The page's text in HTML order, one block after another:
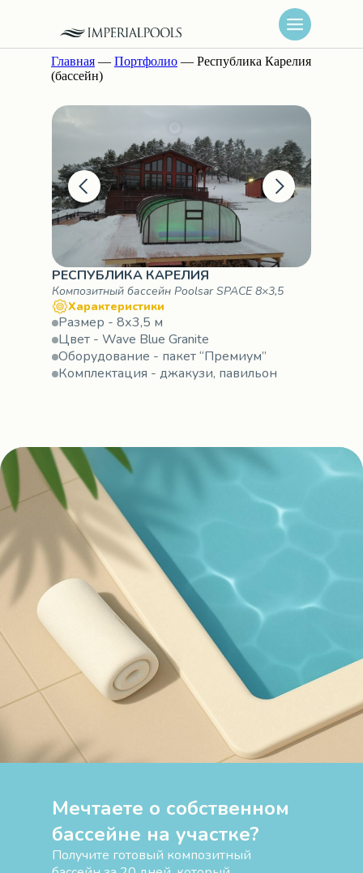
Главная — Портфолио — Республика Карелия
(бассейн)
РЕСПУБЛИКА КАРЕЛИЯ
Композитный бассейн Poolsar SPACE 8×3,5
Характеристики
Размер - 8х3,5 м
Цвет - Wave Blue Granite
Оборудование - пакет “Премиум”
Комплектация - джакузи, павильон
Мечтаете о собственном
бассейне на участке?
Получите готовый композитный